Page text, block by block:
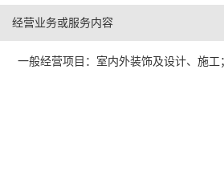
经营业务或服务内容
一般经营项目：室内外装饰及设计、施工